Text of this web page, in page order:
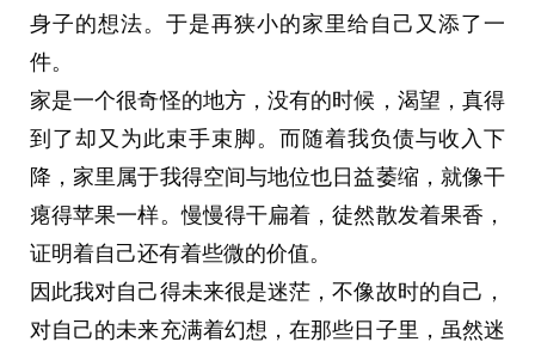
屁股痛得龇牙咧嘴，还在想自己十年前有多猛。
这就是命吧。
也许哪天状态好了，又会突然骑个两百公里。也许
不会。门还没关上，只是虚掩着。
他等着有人来推开。
```
以下是原稿，他表达比我好太多了。。更伤心了
---
这本来应该是再清明节假期回来的时候就准备的一
映在稻田上的那个影子。而现在有无人机了，我却
未能拥有这台能飞的相机与自由的时刻。在那段漫
长的骑游时间里，这一刻的世间很短，可能只有那
寥寥几分钟，可却是我最大的遗憾。
现在想来，那段时间我虽然迷茫，却也是我最接近
自由的一段日子。只不过，我总是未能停下，一直
慢慢悠悠的向前骑着，一路向西，然后便向东离
去。
身子的想法。于是再狭小的家里给自己又添了一
件。
家是一个很奇怪的地方，没有的时候，渴望，真得
到了却又为此束手束脚。而随着我负债与收入下
降，家里属于我得空间与地位也日益萎缩，就像干
瘪得苹果一样。慢慢得干扁着，徒然散发着果香，
证明着自己还有着些微的价值。
因此我对自己得未来很是迷茫，不像故时的自己，
对自己的未来充满着幻想，在那些日子里，虽然迷